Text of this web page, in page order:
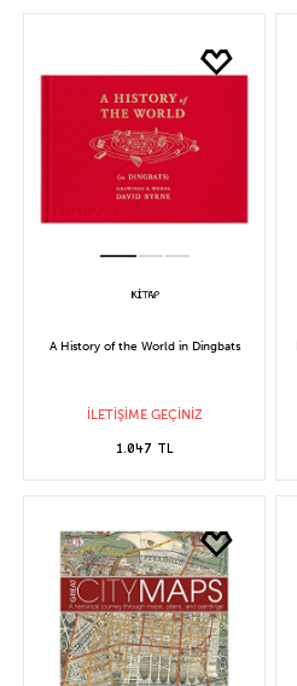
A History of the World in Dingbats
İLETİŞİME GEÇİNİZ
1.047 TL